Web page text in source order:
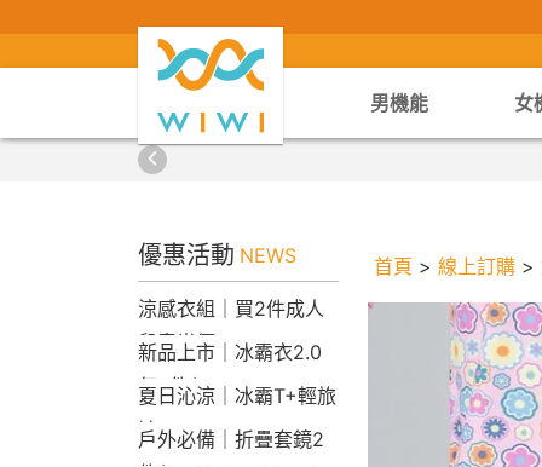
男機能 女
優惠活動 NEWS
涼感衣組｜買2件成人
兒童半價
新品上市｜冰霸衣2.0
任2件$2290
夏日沁涼｜冰霸T+輕旅
褲
戶外必備｜折疊套鏡2
首頁 > 線上訂購 >